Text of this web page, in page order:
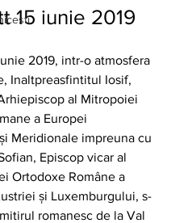
15 iunie 2019
2019, intr-o atmosfera
Inaltpreasfintitul Iosif,
al Mitropoiei
a Europei
Meridionale impreuna cu
Episcop vicar al
Ortodoxe Române a
și Luxemburgului, s-
romanesc de la Val